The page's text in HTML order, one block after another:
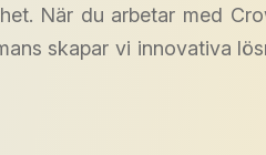
När du arbetar med
skapar vi innovativa